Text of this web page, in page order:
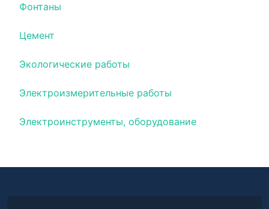
Фонтаны
Цемент
Экологические работы
Электроизмерительные работы
Электроинструменты, оборудование